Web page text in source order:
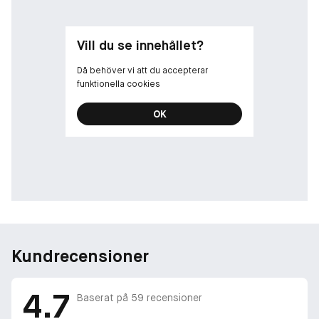
-Toppnot: Jasminblomma
- Mellannot: Gyllene, varm bärnsten
trekantiga Prada-logotypen men som nu rebelliskt vilar på
sidan. Pradas logotyp står i kontrast till doftens djuprosa färg.
sneda kanten.
Vill du se innehållet?
Då behöver vi att du accepterar
funktionella cookies
OK
Kundrecensioner
4.7 Baserat på 59 recensioner